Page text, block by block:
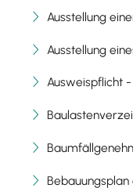
Ausstellung
Ausstellung
Ausweispflicht
Bebauungsplan